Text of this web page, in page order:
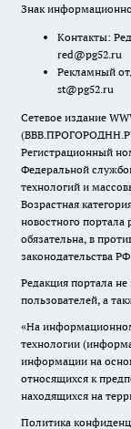
Знак
Контакты:
red@pg52.ru
Рекламный
st@pg52.ru
Сетевое издание
Регистрационный
Федеральной
технологий и
Возрастная
новостного портала
обязательна, в
законодательства
Редакция портала
пользователей, а
«На
технологии
информации на
относящихся к
находящихся на
Политика